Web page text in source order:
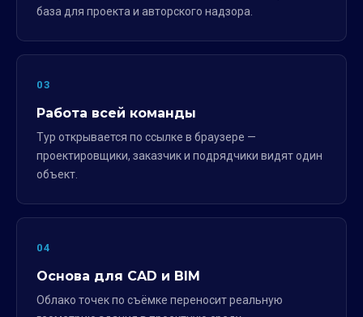
база для проекта и авторского надзора.
03
Работа всей команды
Тур открывается по ссылке в браузере —
проектировщики, заказчик и подрядчики видят один
объект.
04
Основа для CAD и BIM
Облако точек по съёмке переносит реальную